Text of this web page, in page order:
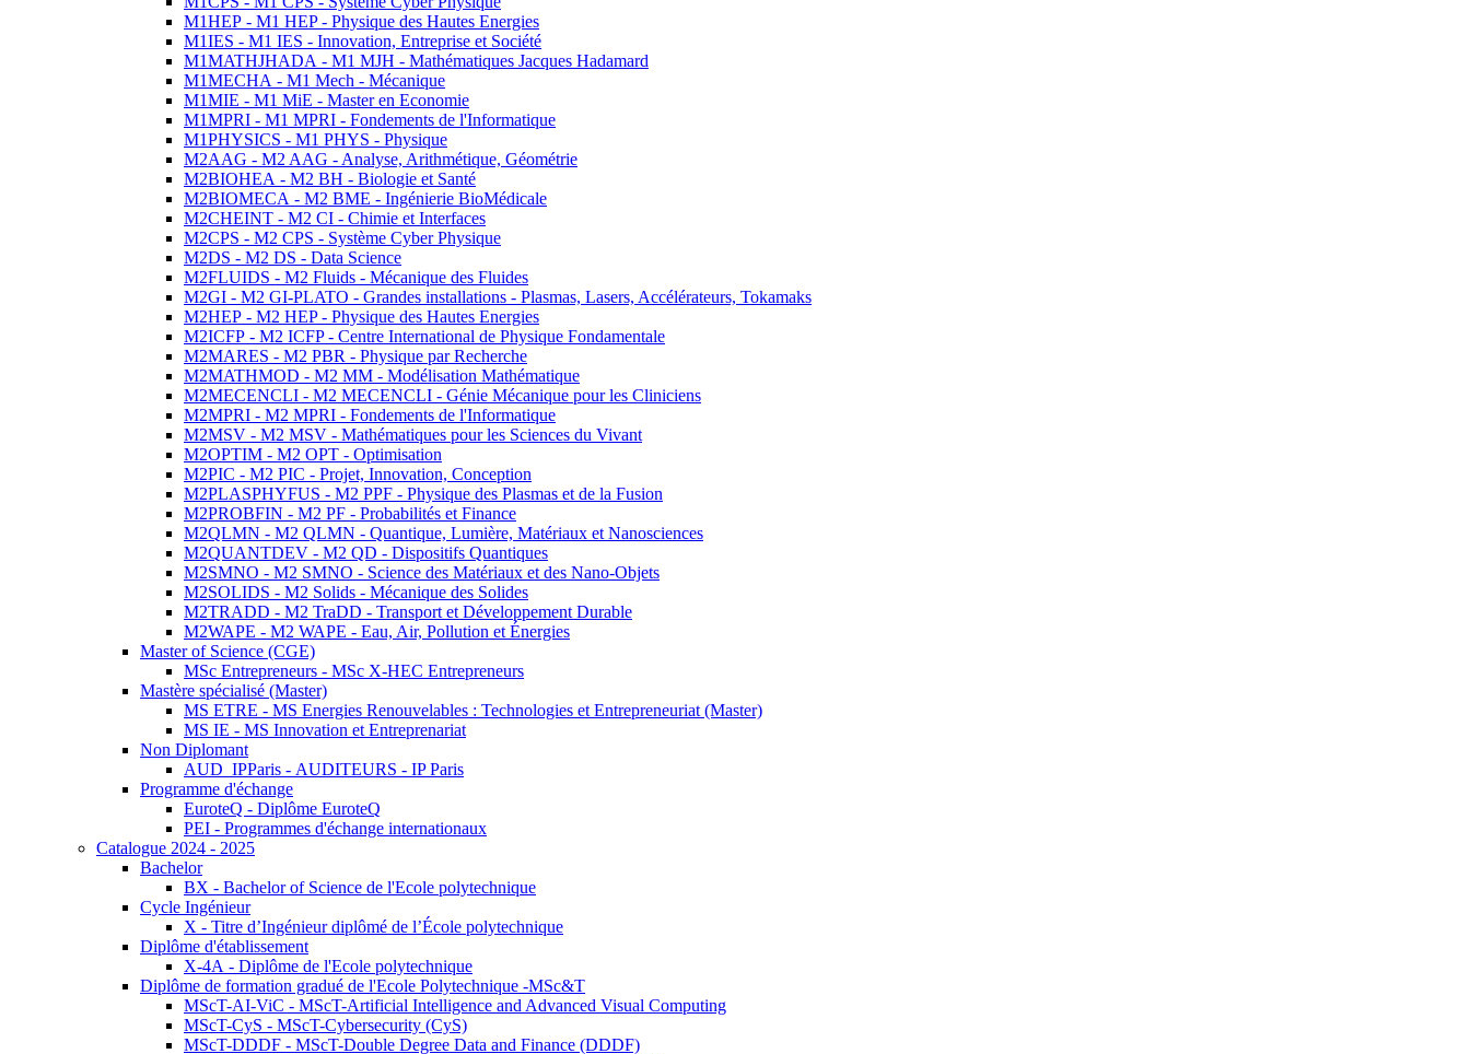
M1HEP - M1 HEP - Physique des Hautes Energies
M1IES - M1 IES - Innovation, Entreprise et Société
M1MATHJHADA - M1 MJH - Mathématiques Jacques Hadamard
M1MECHA - M1 Mech - Mécanique
M1MIE - M1 MiE - Master en Economie
M1MPRI - M1 MPRI - Fondements de l'Informatique
M1PHYSICS - M1 PHYS - Physique
M2AAG - M2 AAG - Analyse, Arithmétique, Géométrie
M2BIOHEA - M2 BH - Biologie et Santé
M2BIOMECA - M2 BME - Ingénierie BioMédicale
M2CHEINT - M2 CI - Chimie et Interfaces
M2CPS - M2 CPS - Système Cyber Physique
M2DS - M2 DS - Data Science
M2FLUIDS - M2 Fluids - Mécanique des Fluides
M2GI - M2 GI-PLATO - Grandes installations - Plasmas, Lasers, Accélérateurs, Tokamaks
M2HEP - M2 HEP - Physique des Hautes Energies
M2ICFP - M2 ICFP - Centre International de Physique Fondamentale
M2MARES - M2 PBR - Physique par Recherche
M2MATHMOD - M2 MM - Modélisation Mathématique
M2MECENCLI - M2 MECENCLI - Génie Mécanique pour les Cliniciens
M2MPRI - M2 MPRI - Fondements de l'Informatique
M2MSV - M2 MSV - Mathématiques pour les Sciences du Vivant
M2OPTIM - M2 OPT - Optimisation
M2PIC - M2 PIC - Projet, Innovation, Conception
M2PLASPHYFUS - M2 PPF - Physique des Plasmas et de la Fusion
M2PROBFIN - M2 PF - Probabilités et Finance
M2QLMN - M2 QLMN - Quantique, Lumière, Matériaux et Nanosciences
M2QUANTDEV - M2 QD - Dispositifs Quantiques
M2SMNO - M2 SMNO - Science des Matériaux et des Nano-Objets
M2SOLIDS - M2 Solids - Mécanique des Solides
M2TRADD - M2 TraDD - Transport et Développement Durable
M2WAPE - M2 WAPE - Eau, Air, Pollution et Énergies
Master of Science (CGE)
MSc Entrepreneurs - MSc X-HEC Entrepreneurs
Mastère spécialisé (Master)
MS ETRE - MS Energies Renouvelables : Technologies et Entrepreneuriat (Master)
MS IE - MS Innovation et Entreprenariat
Non Diplomant
AUD_IPParis - AUDITEURS - IP Paris
Programme d'échange
EuroteQ - Diplôme EuroteQ
PEI - Programmes d'échange internationaux
Catalogue 2024 - 2025
Bachelor
BX - Bachelor of Science de l'Ecole polytechnique
Cycle Ingénieur
X - Titre d’Ingénieur diplômé de l’École polytechnique
Diplôme d'établissement
X-4A - Diplôme de l'Ecole polytechnique
Diplôme de formation gradué de l'Ecole Polytechnique -MSc&T
MScT-AI-ViC - MScT-Artificial Intelligence and Advanced Visual Computing
MScT-CyS - MScT-Cybersecurity (CyS)
MScT-DDDF - MScT-Double Degree Data and Finance (DDDF)